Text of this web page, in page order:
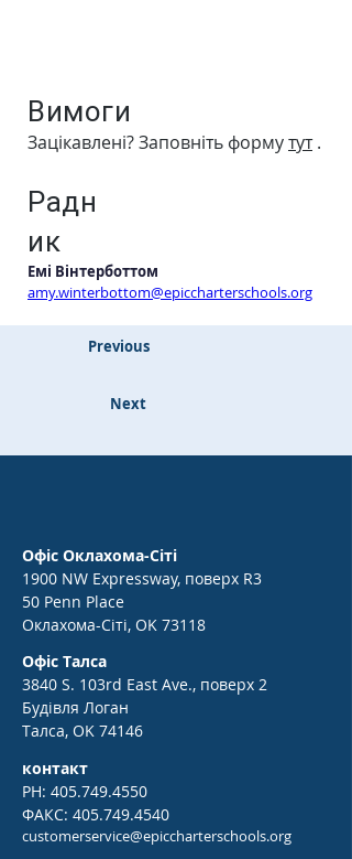
Вимоги
Зацікавлені? Заповніть формутут.
Радн
ик
Емі Вінтерботтом
amy.winterbottom@epiccharterschools.org
Previous
Next
Офіс Оклахома-Сіті
1900 NW Expressway, поверх R3
50 Penn Place
Оклахома-Сіті, OK 73118
Офіс Талса
3840 S. 103rd East Ave., поверх 2
Будівля Логан
Талса, OK 74146
контакт
PH: 405.749.4550
ФАКС: 405.749.4540
customerservice@epiccharterschools.org